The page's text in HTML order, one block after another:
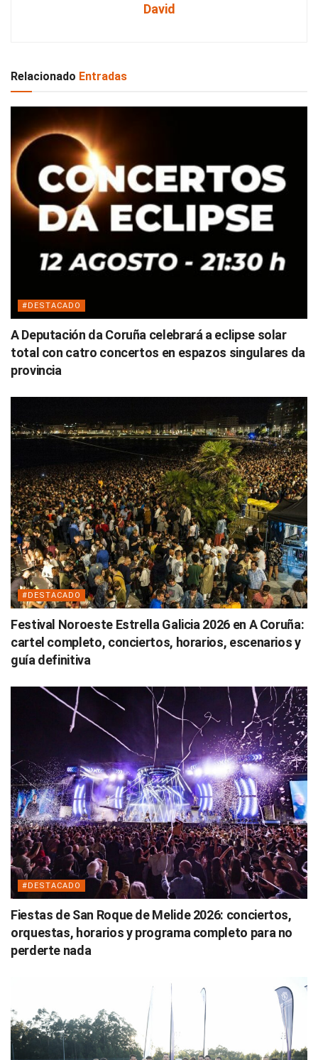
David
Relacionado Entradas
#DESTACADO
A Deputación da Coruña celebrará a eclipse solar
total con catro concertos en espazos singulares da
provincia
#DESTACADO
Festival Noroeste Estrella Galicia 2026 en A Coruña:
cartel completo, conciertos, horarios, escenarios y
guía definitiva
#DESTACADO
Fiestas de San Roque de Melide 2026: conciertos,
orquestas, horarios y programa completo para no
perderte nada